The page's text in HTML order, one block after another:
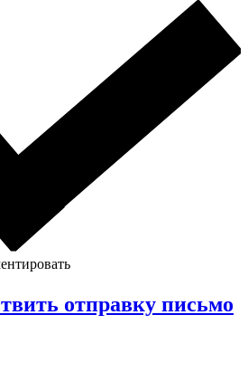
отправку письмо